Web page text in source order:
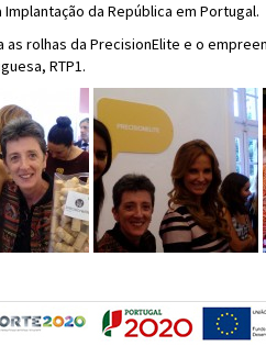
da República em Portugal.
rolhas da PrecisionElite e o
RTP1.